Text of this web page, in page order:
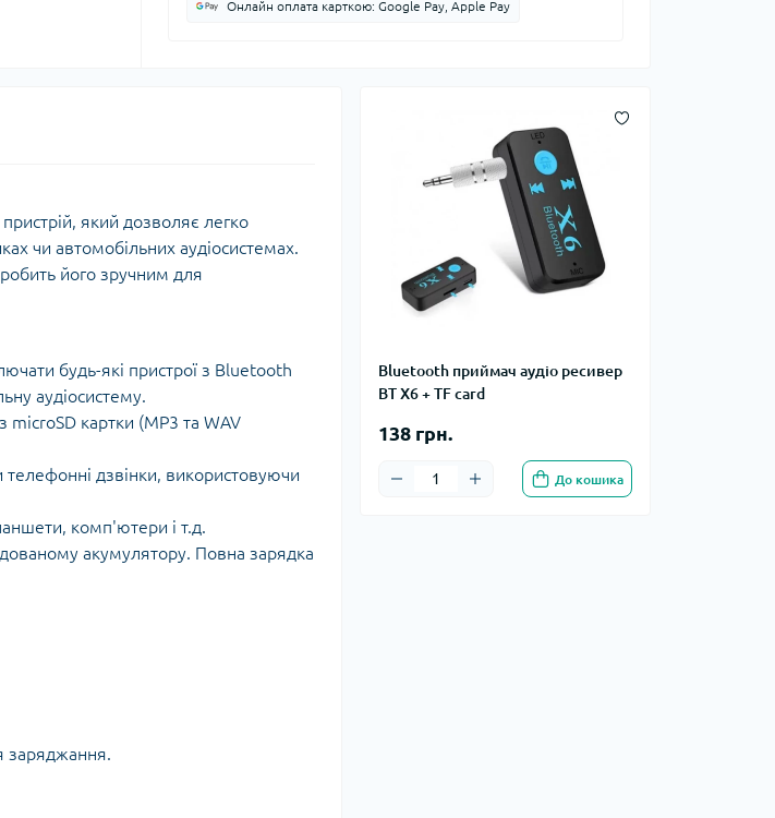
Онлайн оплата карткою: Google Pay, Apple Pay
Bluetooth приймач аудіо ресивер
BT X6 + TF card
138 грн.
До кошика
який дозволяє легко
чи автомобільних аудіосистемах.
його зручним для
будь-які пристрої з Bluetooth
аудіосистему.
microSD картки (MP3 та WAV
дзвінки, використовуючи
комп'ютери і т.д.
акумулятору. Повна зарядка
заряджання.